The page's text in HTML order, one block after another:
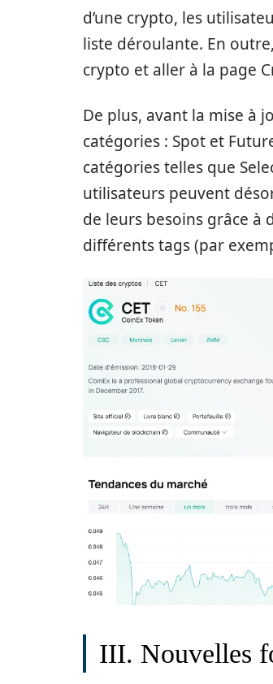
d’une crypto, les
liste déroulante. En
crypto et aller à la page
De plus, avant la mise à
catégories : Spot et
catégories telles que
utilisateurs peuvent
de leurs besoins grâce à
différents tags (par
III. Nouvelles